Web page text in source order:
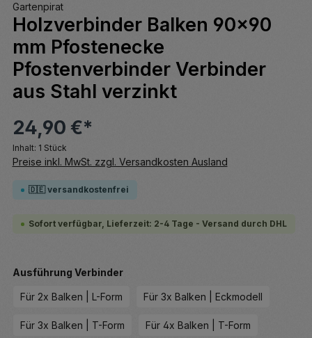
Gartenpirat
Holzverbinder Balken 90x90
mm Pfostenecke
Pfostenverbinder Verbinder
aus Stahl verzinkt
24,90 €*
Inhalt: 1 Stück
Preise inkl. MwSt. zzgl. Versandkosten Ausland
🇩🇪 versandkostenfrei
Sofort verfügbar, Lieferzeit: 2-4 Tage - Versand durch DHL
Ausführung Verbinderauswählen
Für 2x Balken | L-Form Für 3x Balken | Eckmodell
Für 3x Balken | T-Form Für 4x Balken | T-Form